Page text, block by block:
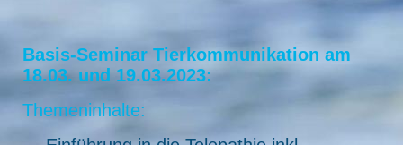
Basis-Seminar Tierkommunikation am
18.03. und 19.03.2023:
Themeninhalte: